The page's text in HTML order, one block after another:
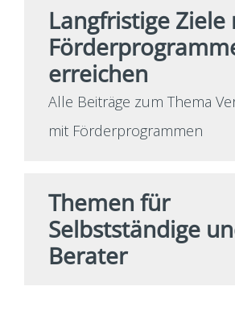
Langfristige Ziele
erreichen
Alle Beiträge zum Thema
mit Förderprogrammen
Themen für
Selbstständige
Berater